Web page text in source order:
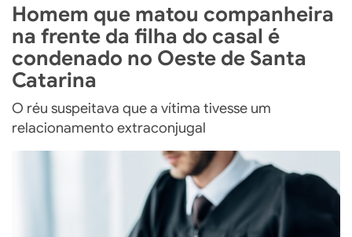
Homem que matou companheira
na frente da filha do casal é
condenado no Oeste de Santa
Catarina
O réu suspeitava que a vítima tivesse um
relacionamento extraconjugal